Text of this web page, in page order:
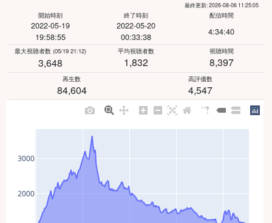
最終更新: 2026-08-06 11:25:05
開始時刻
2022-05-19
19:58:55
終了時刻
2022-05-20
00:33:38
配信時間
4:34:40
最大視聴者数 (05/19 21:12)
3,648
平均視聴者数
1,832
視聴時間
8,397
再生数
84,604
高評価数
4,547
2000
3000